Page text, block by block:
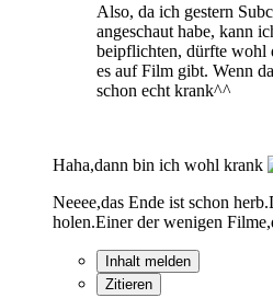
Also, da ich gestern
angeschaut habe, kann
beipflichten, dürfte wohl
es auf Film gibt. Wenn
schon echt krank^^
Haha,dann bin ich wohl krank
Neeee,das Ende ist schon
holen.Einer der wenigen
Inhalt melden
Zitieren